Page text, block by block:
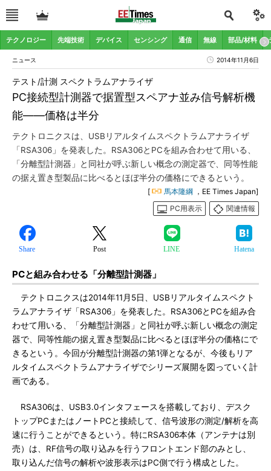
テクノロジー 先端技術 デバイス センシング 通信 無線 部品/材料
ニュース 2014年11月6日
PC接続型計測器で据置型スペアナ並み信号解析機
能――価格は半分
テスト/計測 スペクトラムアナライザ
テクトロニクスは、USBリアルタイムスペクトラムアナライザ
「RSA306」を発表した。RSA306とPCを組み合わせて用いる、
「分離型計測器」と同社が呼ぶ新しい概念の測定器で、同等性能
の据え置き型製品に比べるとほぼ半分の価格にできるという。
[ 馬本隆綱 ，EE Times Japan]
PC用表示
関連情報
Share Post LINE Hatena
PCと組み合わせる「分離型計測器」
テクトロニクスは2014年11月5日、USBリアルタイムスペクト
ラムアナライザ「RSA306」を発表した。RSA306とPCを組み合
わせて用いる、「分離型計測器」と同社が呼ぶ新しい概念の測定
器で、同等性能の据え置き型製品に比べるとほぼ半分の価格にで
きるという。今回が分離型計測器の第1弾となるが、今後もリア
ルタイムスペクトラムアナライザでシリーズ展開を図っていく計
画である。
RSA306は、USB3.0インタフェースを搭載しており、デスク
トップPCまたはノートPCと接続して、信号波形の測定/解析を高
速に行うことができるという。特にRSA306本体（アンテナは別
売）は、RF信号の取り込みを行うフロントエンド部のみとし、
取り込んだ信号の解析や波形表示はPC側で行う構成とした。